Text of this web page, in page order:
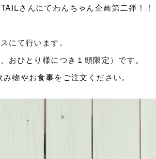
さんにてわんちゃん企画第二弾！！
にて行います。
おひとり様につき１頭限定）です。
物やお食事をご注文ください。